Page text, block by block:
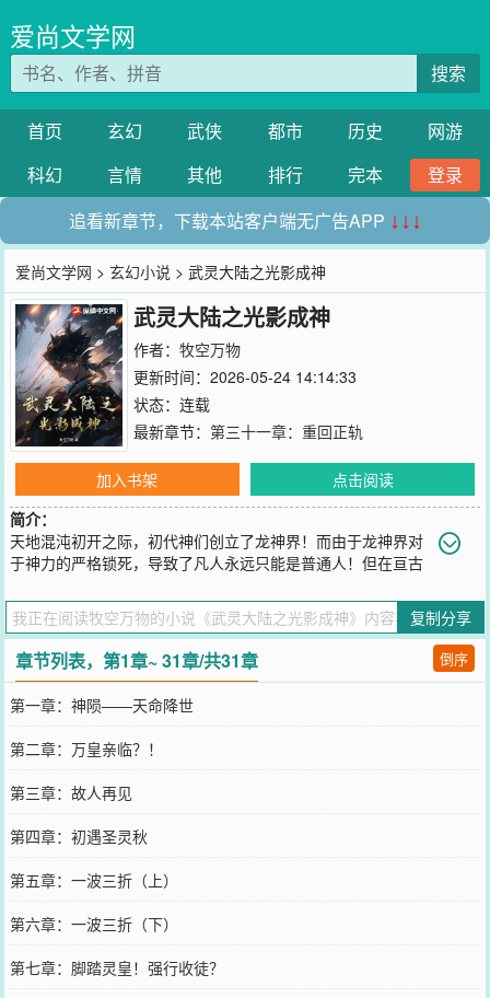
爱尚文学网
搜索
首页 玄幻 武侠 都市 历史
网游
科幻
言情 其他 排行 完本
登录
追看新章节，下载本站客户端无广告APP ↓↓↓
爱尚文学网 >玄幻小说 > 武灵大陆之光影成神
武灵大陆之光影成神
作者： 牧空万物
更新时间：2026-05-24 14:14:33
状态：连载
最新章节： 第三十一章：重回正轨
加入书架
点击阅读
简介：
天地混沌初开之际，初代神们创立了龙神界！而由于龙神界对
于神力的严格锁死，导致了凡人永远只能是普通人！但在亘古
连龙神界上的建筑也因为这次的入侵被摧毁了七成以上！最后，引导
这场外来入侵的主谋被创世元龙给封印，但自己也付出了极大的代
价！后世的人们将这场事件称为“神陨”，而也正是因为神陨事件，神
力化作了稀散的灵力流入到了凡界！从那时开始，普通的动植物发生
了进化，凡人亦可成神！武灵时代就此开启！
您要是觉得《武灵大陆之光影成神
和微博微信里的朋友推荐哦！
复制分享
章节列表，第1章~ 31章/共31章 倒序
第一章：神陨——天命降世
第二章：万皇亲临？！
第三章：故人再见
第四章：初遇圣灵秋
第五章：一波三折（上）
第六章：一波三折（下）
第七章：脚踏灵皇！强行收徒？